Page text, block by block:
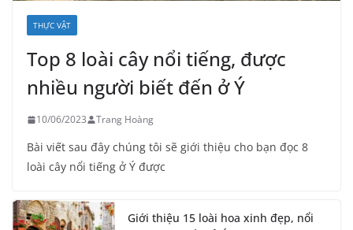
THỰC VẬT
Top 8 loài cây nổi tiếng, được
nhiều người biết đến ở Ý
10/06/2023 Trang Hoàng
Bài viết sau đây chúng tôi sẽ giới thiệu cho bạn đọc 8
loài cây nổi tiếng ở Ý được
Giới thiệu 15 loài hoa xinh đẹp, nổi